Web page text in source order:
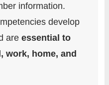
information.
develop
areessential to
work, home, and